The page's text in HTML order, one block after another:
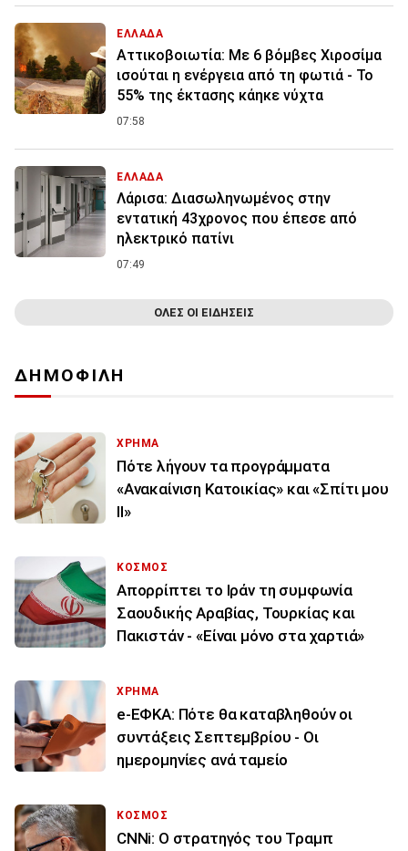
ΕΛΛΑΔΑ
Αττικοβοιωτία: Με 6 βόμβες Χιροσίμα
ισούται η ενέργεια από τη φωτιά - Το
55% της έκτασης κάηκε νύχτα
07:58
ΕΛΛΑΔΑ
Λάρισα: Διασωληνωμένος στην
εντατική 43χρονος που έπεσε από
ηλεκτρικό πατίνι
07:49
ΟΛΕΣ ΟΙ ΕΙΔΗΣΕΙΣ
ΔΗΜΟΦΙΛΗ
ΧΡΗΜΑ
Πότε λήγουν τα προγράμματα
«Ανακαίνιση Κατοικίας» και «Σπίτι μου
ΙΙ»
ΚΟΣΜΟΣ
Απορρίπτει το Ιράν τη συμφωνία
Σαουδικής Αραβίας, Τουρκίας και
Πακιστάν - «Είναι μόνο στα χαρτιά»
ΧΡΗΜΑ
e-ΕΦΚΑ: Πότε θα καταβληθούν οι
συντάξεις Σεπτεμβρίου - Οι
ημερομηνίες ανά ταμείο
ΚΟΣΜΟΣ
CNNi: Ο στρατηγός του Τραμπ